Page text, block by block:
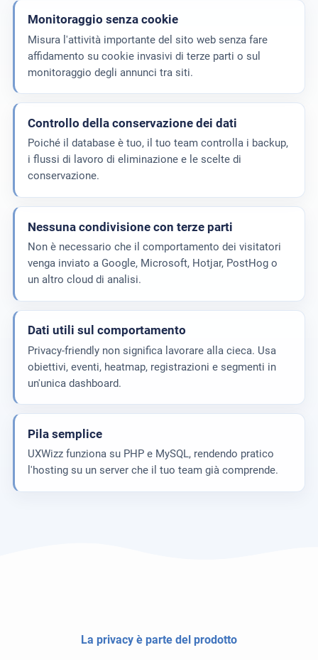
Monitoraggio senza cookie
Misura l'attività importante del sito web senza fare
affidamento su cookie invasivi di terze parti o sul
monitoraggio degli annunci tra siti.
Controllo della conservazione dei dati
Poiché il database è tuo, il tuo team controlla i backup,
i flussi di lavoro di eliminazione e le scelte di
conservazione.
Nessuna condivisione con terze parti
Non è necessario che il comportamento dei visitatori
venga inviato a Google, Microsoft, Hotjar, PostHog o
un altro cloud di analisi.
Dati utili sul comportamento
Privacy-friendly non significa lavorare alla cieca. Usa
obiettivi, eventi, heatmap, registrazioni e segmenti in
un'unica dashboard.
Pila semplice
UXWizz funziona su PHP e MySQL, rendendo pratico
l'hosting su un server che il tuo team già comprende.
La privacy è parte del prodotto